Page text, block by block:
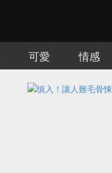
可愛 情感